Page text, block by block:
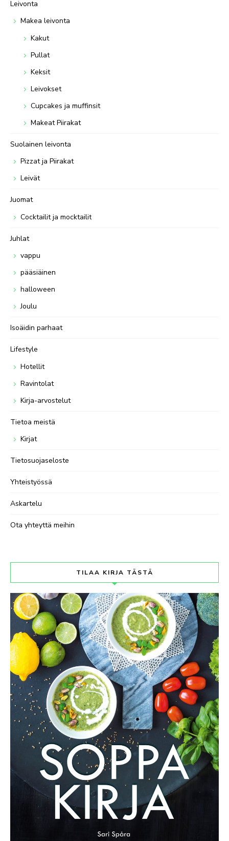
Leivonta
Makea leivonta
Kakut
Pullat
Keksit
Leivokset
Cupcakes ja muffinsit
Makeat Piirakat
Suolainen leivonta
Pizzat ja Piirakat
Leivät
Juomat
Cocktailit ja mocktailit
Juhlat
vappu
pääsiäinen
halloween
Joulu
Isoäidin parhaat
Lifestyle
Hotellit
Ravintolat
Kirja-arvostelut
Tietoa meistä
Kirjat
Tietosuojaseloste
Yhteistyössä
Askartelu
Ota yhteyttä meihin
TILAA KIRJA TÄSTÄ